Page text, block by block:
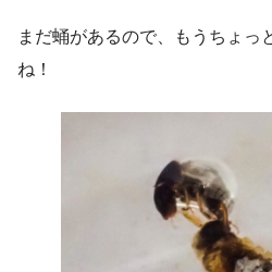
まだ蛹があるので、もうちょっ
ね！